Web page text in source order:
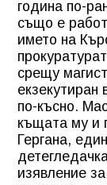
година по-
също е
името на
срещу
екзекутиран
по-късно.
къщата му и
Гергана,
изявление